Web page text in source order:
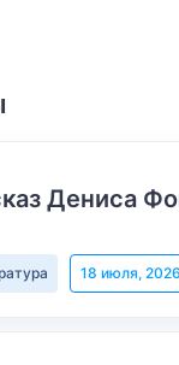
Дениса
18 июля, 2026